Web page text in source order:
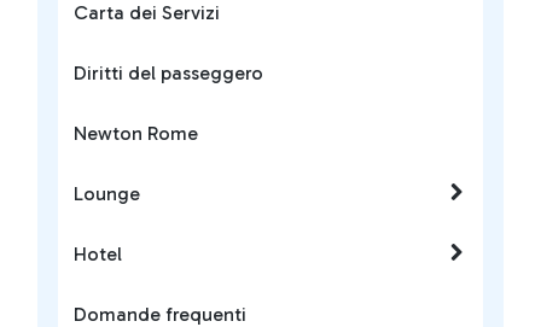
Carta dei Servizi
Diritti del passeggero
Newton Rome
Lounge
Hotel
Domande frequenti